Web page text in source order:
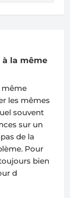
la même
même
les mêmes
souvent
sur un
de la
Pour
bien
d